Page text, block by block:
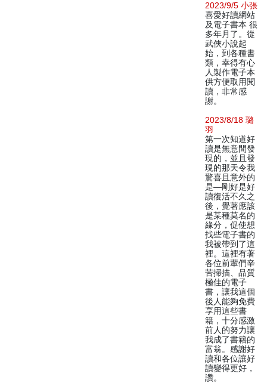
2023/9/5 小張
喜愛好讀網站
及電子書本 很
多年月了。從
武俠小說起
始，到各種書
類，幸得有心
人製作電子本
供方便取用閱
讀，非常感
謝。
2023/8/18 璐
羽
第一次知道好
讀是無意間發
現的，並且發
現的那天令我
驚喜且意外的
是—剛好是好
讀復活不久之
後，覺著應該
是某種莫名的
緣分，促使想
找些電子書的
我被帶到了這
裡。這裡有著
各位前輩們辛
苦掃描、品質
極佳的電子
書，讓我這個
後人能夠免費
享用這些書
籍，十分感激
前人的努力讓
我成了書籍的
富翁。感謝好
讀和各位讓好
讀變得更好，
讚。